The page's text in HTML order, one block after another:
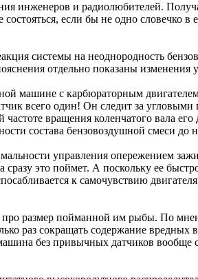
инженеров и радиолюбителей.
состояться, если бы не одно
системы на неоднородность
отдельно показаны изменения
машине с карбюраторным
всего один! Он следит за
частоте вращения коленчатого вала
состава бензовоздушной смеси до
управления опережением
сразу это поймет. А поскольку ее
к самочувствию
про размер пойманной им рыбы. По
раз сокращать содержание
без привычных датчиков вообще